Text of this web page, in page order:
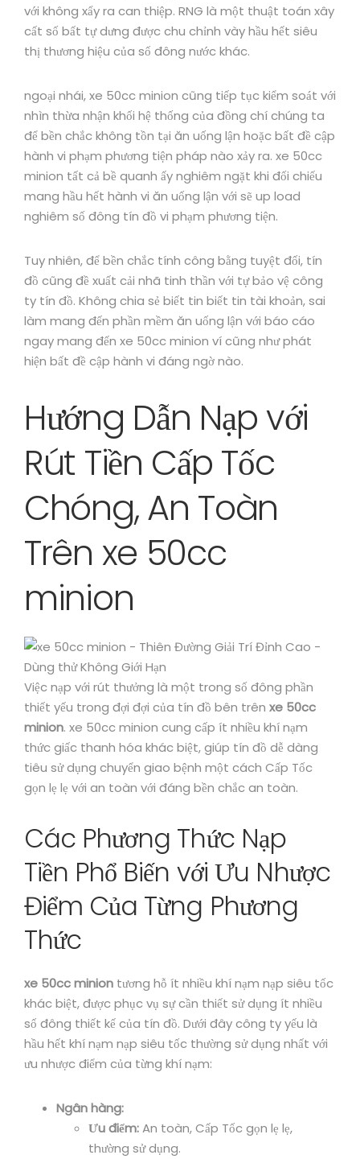
với không xẩy ra can thiệp. RNG là một thuật toán xây
cất số bất tự dưng được chu chỉnh vày hầu hết siêu
thị thương hiệu của số đông nước khác.
ngoại nhái, xe 50cc minion cũng tiếp tục kiểm soát với
nhìn thừa nhận khối hệ thống của đồng chí chúng ta
để bền chắc không tồn tại ăn uống lận hoặc bất đề cập
hành vi phạm phương tiện pháp nào xảy ra. xe 50cc
minion tất cả bề quanh ấy nghiêm ngặt khi đối chiếu
mang hầu hết hành vi ăn uống lận với sẽ up load
nghiêm số đông tín đồ vi phạm phương tiện.
Tuy nhiên, để bền chắc tính công bằng tuyệt đối, tín
đồ cũng đề xuất cải nhã tinh thần với tự bảo vệ công
ty tín đồ. Không chia sẻ biết tin biết tin tài khoản, sai
làm mang đến phần mềm ăn uống lận với báo cáo
ngay mang đến xe 50cc minion ví cũng như phát
hiện bất đề cập hành vi đáng ngờ nào.
Hướng Dẫn Nạp với
Rút Tiền Cấp Tốc
Chóng, An Toàn
Trên xe 50cc
minion
Việc nạp với rút thưởng là một trong số đông phần
thiết yếu trong đợi đợi của tín đồ bên trên xe 50cc
minion. xe 50cc minion cung cấp ít nhiều khí nạm
thức giấc thanh hóa khác biệt, giúp tín đồ dễ dàng
tiêu sử dụng chuyển giao bệnh một cách Cấp Tốc
gọn lẹ lẹ với an toàn với đáng bền chắc an toàn.
Các Phương Thức Nạp
Tiền Phổ Biến với Ưu Nhược
Điểm Của Từng Phương
Thức
xe 50cc minion tương hỗ ít nhiều khí nạm nạp siêu tốc
khác biệt, được phục vụ sự cần thiết sử dụng ít nhiều
số đông thiết kế của tín đồ. Dưới đây công ty yếu là
hầu hết khí nạm nạp siêu tốc thường sử dụng nhất với
ưu nhược điểm của từng khí nạm:
Ngân hàng:
Ưu điểm:An toàn, Cấp Tốc gọn lẹ lẹ,
thường sử dụng.